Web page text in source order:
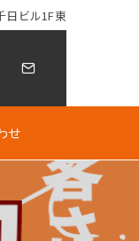
日ビル1F東
せ